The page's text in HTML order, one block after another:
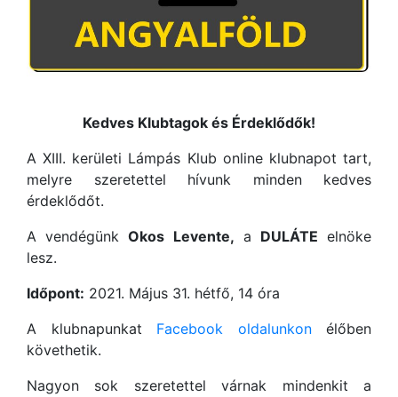
Kedves Klubtagok és Érdeklődők!
A XIII. kerületi Lámpás Klub online klubnapot tart,
melyre szeretettel hívunk minden kedves
érdeklődőt.
A vendégünkOkos Levente, a DULÁTE elnöke
lesz.
Időpont: 2021. Május 31. hétfő, 14 óra
A klubnapunkat Facebook oldalunkonélőben
követhetik.
Nagyon sok szeretettel várnak mindenkit a